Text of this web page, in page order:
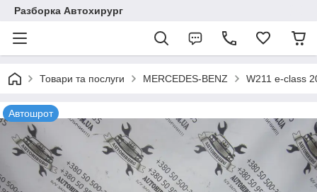
Разборка Автохирург
Товари та послуги MERCEDES-BENZ W211 e-class
Автошрот